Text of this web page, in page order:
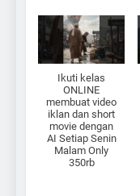
Ikuti kelas
ONLINE
membuat video
iklan dan short
movie dengan
AI Setiap Senin
Malam Only
350rb